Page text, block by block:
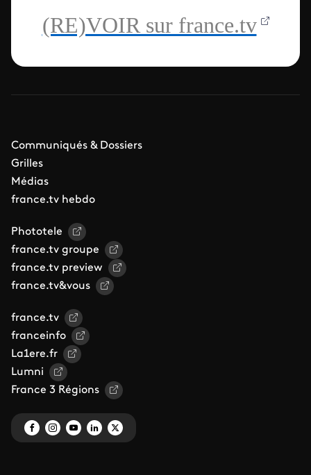
(RE)VOIR sur france.tv
Communiqués & Dossiers
Grilles
Médias
france.tv hebdo
Phototele
france.tv groupe
france.tv preview
france.tv&vous
france.tv
franceinfo
La1ere.fr
Lumni
France 3 Régions